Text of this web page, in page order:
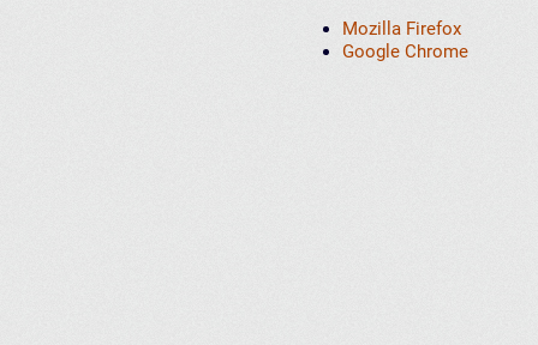
Mozilla Firefox
Google Chrome